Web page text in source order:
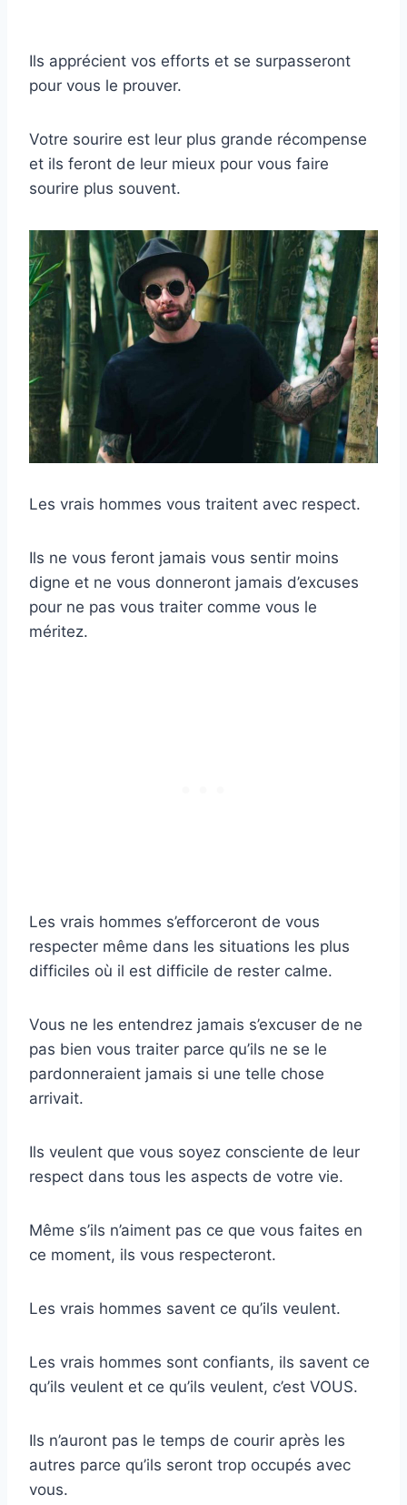
Ils apprécient vos efforts et se surpasseront
pour vous le prouver.
Votre sourire est leur plus grande récompense
et ils feront de leur mieux pour vous faire
sourire plus souvent.
Les vrais hommes vous traitent avec respect.
Ils ne vous feront jamais vous sentir moins
digne et ne vous donneront jamais d’excuses
pour ne pas vous traiter comme vous le
méritez.
Les vrais hommes s’efforceront de vous
respecter même dans les situations les plus
difficiles où il est difficile de rester calme.
Vous ne les entendrez jamais s’excuser de ne
pas bien vous traiter parce qu’ils ne se le
pardonneraient jamais si une telle chose
arrivait.
Ils veulent que vous soyez consciente de leur
respect dans tous les aspects de votre vie.
Même s’ils n’aiment pas ce que vous faites en
ce moment, ils vous respecteront.
Les vrais hommes savent ce qu’ils veulent.
Les vrais hommes sont confiants, ils savent ce
qu’ils veulent et ce qu’ils veulent, c’est VOUS.
Ils n’auront pas le temps de courir après les
autres parce qu’ils seront trop occupés avec
vous.